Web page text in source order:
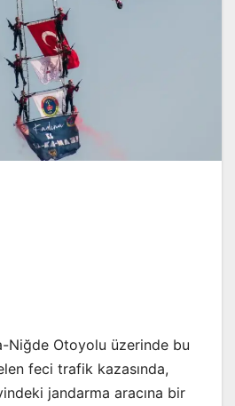
Niğde Otoyolu üzerinde bu
feci trafik kazasında,
jandarma aracına bir